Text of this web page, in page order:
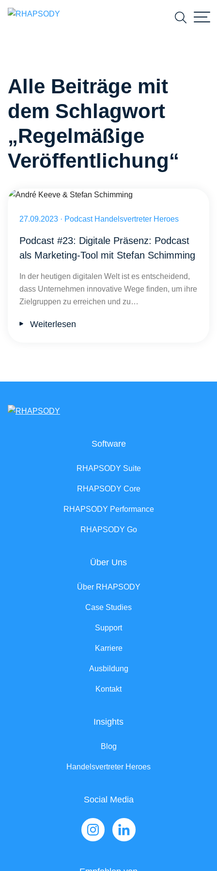
Suchen
Alle Beiträge mit
dem Schlagwort
„Regelmäßige
Veröffentlichung“
Veröffentlicht am 27.09.2023
27.09.2023 · Podcast Handelsvertreter Heroes
Podcast #23: Digitale Präsenz: Podcast
als Marketing-Tool mit Stefan Schimming
In der heutigen digitalen Welt ist es entscheidend,
dass Unternehmen innovative Wege finden, um ihre
Zielgruppen zu erreichen und zu…
Weiterlesen
Software
RHAPSODY Suite
RHAPSODY Core
RHAPSODY Performance
RHAPSODY Go
Über Uns
Über RHAPSODY
Case Studies
Support
Karriere
Ausbildung
Kontakt
Insights
Blog
Handelsvertreter Heroes
Social Media